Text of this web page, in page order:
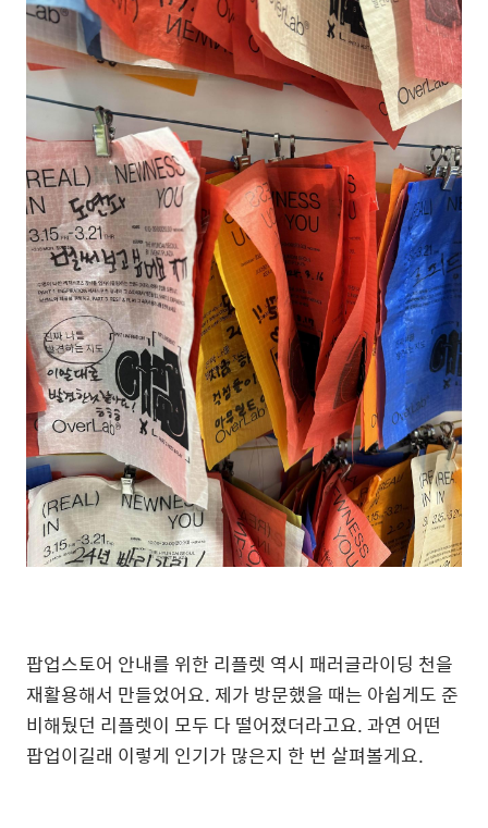
팝업스토어 안내를 위한 리플렛 역시 패러글라이딩 천을
재활용해서 만들었어요. 제가 방문했을 때는 아쉽게도 준
비해뒀던 리플렛이 모두 다 떨어졌더라고요. 과연 어떤
팝업이길래 이렇게 인기가 많은지 한 번 살펴볼게요.